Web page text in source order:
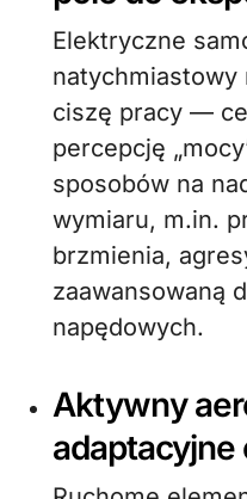
Elektryczne samochody oferują
ciszę pracy —
percepcję
sposobów na
wymiaru, m.in.
brzmienia,
zaawansowaną
napędowych.
Aktywny